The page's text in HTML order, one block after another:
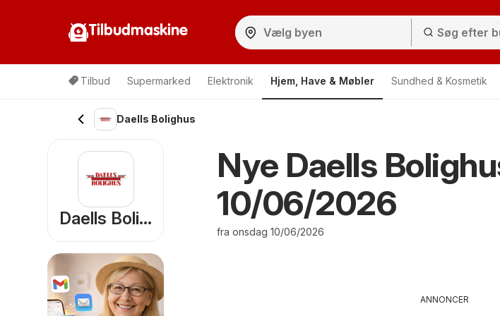
Tilbudmaskine
Tilbud Supermarked Elektronik Hjem, Have & Møbler Sundhed & Kosmetik
Daells Bolighus
Nye Daells
10/06/2026
fra onsdag 10/06/2026
ANNONCER
Daells Bolighus